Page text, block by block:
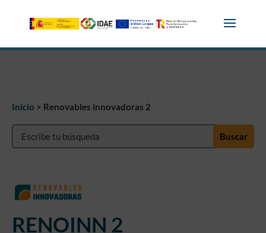
Inicio > Renovables innovadoras 2
Buscar:
RENOINN 2